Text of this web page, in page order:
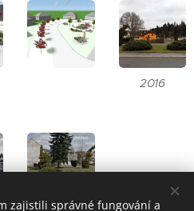
2016
zajistili správné fungování a